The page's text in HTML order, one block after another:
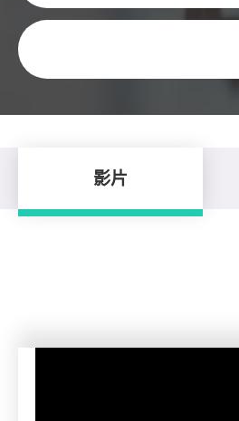
關鍵字
影片